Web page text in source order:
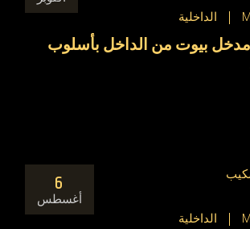
الداخلية
بيوت من الداخل بأسلوب
6
أغسطس
الداخلية